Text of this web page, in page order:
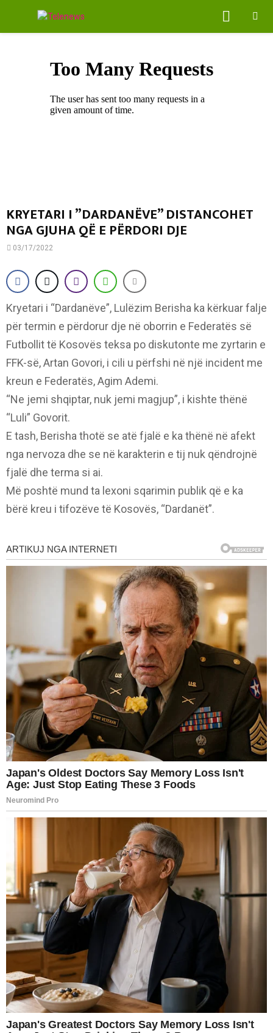
KRYETARI I ”DARDANËVE” DISTANCOHET
NGA GJUHA QË E PËRDORI DJE
03/17/2022
Kryetari i “Dardanëve”, Lulëzim Berisha ka kërkuar falje
për termin e përdorur dje në oborrin e Federatës së
Futbollit të Kosovës teksa po diskutonte me zyrtarin e
FFK-së, Artan Govori, i cili u përfshi në një incident me
kreun e Federatës, Agim Ademi.
“Ne jemi shqiptar, nuk jemi magjup”, i kishte thënë
“Luli” Govorit.
E tash, Berisha thotë se atë fjalë e ka thënë në afekt
nga nervoza dhe se në karakterin e tij nuk qëndrojnë
fjalë dhe terma si ai.
Më poshtë mund ta lexoni sqarimin publik që e ka
bërë kreu i tifozëve të Kosovës, “Dardanët”.